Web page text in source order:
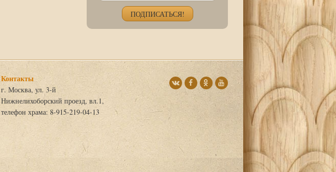
Контакты
г. Москва, ул. 3-й
Нижнелихоборский проезд, вл.1,
телефон храма: 8-915-219-04-13